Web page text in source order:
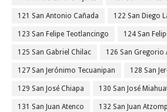
121 San Antonio Cañada 122 San Diego
123 San Felipe Teotlancingo 124 San
125 San Gabriel Chilac 126 San Gregorio
127 San Jerónimo Tecuanipan 128 San
129 San José Chiapa 130 San José
131 San Juan Atenco 132 San Juan